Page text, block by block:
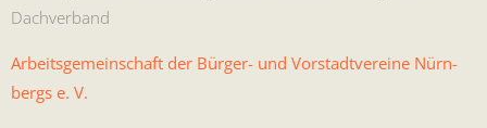
Dachverband
Arbeits­ge­mein­schaft der Bürg­er- und Vorstadtvere­ine Nürn­
bergs e. V.